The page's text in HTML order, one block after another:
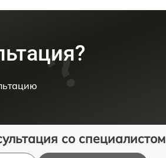
со специалистом